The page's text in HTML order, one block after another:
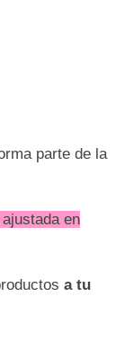
parte de la
en
a tu